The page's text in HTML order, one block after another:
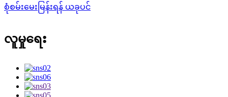
စုံစမ်းမေးမြန်းရန် ယခုပင်
လူမှုရေး